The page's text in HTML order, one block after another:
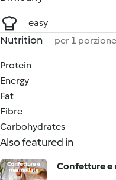
easy
Nutrition per 1 porzione
Protein
Energy
Fat
Fibre
Carbohydrates
Also featured in
Confetture e